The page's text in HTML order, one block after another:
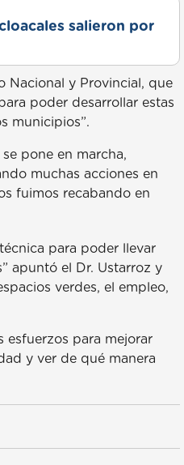
salieron por
Nacional y Provincial, que
poder desarrollar estas
municipios”.
pone en marcha,
muchas acciones en
fuimos recabando en
para poder llevar
apuntó el Dr. Ustarroz y
verdes, el empleo,
esfuerzos para mejorar
y ver de qué manera